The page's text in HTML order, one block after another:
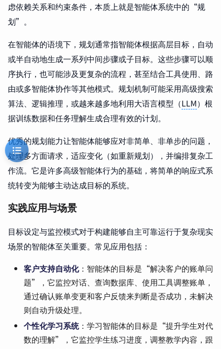
虑依赖关系和约束条件，本质上就是智能体系统中的“规
划”。
在智能体的语境下，规划通常指智能体根据高层目标，自动
或半自动地生成一系列中间步骤或子目标。这些步骤可以顺
序执行，也可能涉及更复杂的流程，甚至结合工具使用、路
由或多智能体协作等其他模式。规划机制可能采用高级搜索
算法、逻辑推理，或越来越多地利用大语言模型（LLM）根
据训练数据和任务理解生成合理有效的计划。
优秀的规划能力让智能体能够应对非简单、非单步的问题，
处理多方面请求，适应变化（如重新规划），并编排复杂工
作流。它是许多高级智能体行为的基础，将简单的响应式系
统转变为能够主动达成目标的系统。
实践应用与场景
目标设定与监控模式对于构建能够自主可靠运行于复杂现实
场景的智能体至关重要。常见应用包括：
客户支持自动化：智能体的目标是“解决客户的账单问
题”，它监控对话、查询数据库、使用工具调整账单，
通过确认账单变更和客户反馈来判断是否成功，未解决
则自动升级处理。
个性化学习系统：学习智能体的目标是“提升学生对代
数的理解”，它监控学生练习进度，调整教学内容，跟